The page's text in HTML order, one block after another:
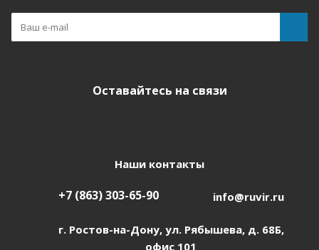
Оставайтесь на связи
Наши контакты
+7 (863) 303-65-90 info@ruvir.ru
г. Ростов-на-Дону, ул. Рябышева, д. 68Б,
офис 101